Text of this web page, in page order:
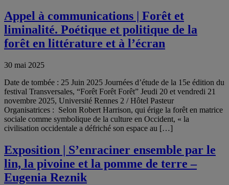
Appel à communications | Forêt et
liminalité. Poétique et politique de la
forêt en littérature et à l’écran
30 mai 2025
Date de tombée : 25 Juin 2025 Journées d’étude de la 15e édition du
festival Transversales, “Forêt Forêt Forêt” Jeudi 20 et vendredi 21
novembre 2025, Université Rennes 2 / Hôtel Pasteur
Organisatrices : Selon Robert Harrison, qui érige la forêt en matrice
sociale comme symbolique de la culture en Occident, « la
civilisation occidentale a défriché son espace au […]
Exposition | S’enraciner ensemble par le
lin, la pivoine et la pomme de terre –
Eugenia Reznik